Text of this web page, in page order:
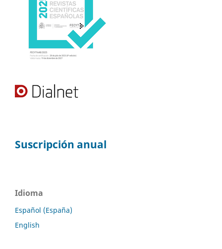
Suscripción anual
Idioma
Español (España)
English